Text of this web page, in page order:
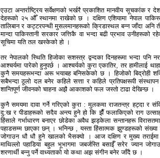
एउटा अन्तर्राष्ट्रिय सर्वेक्षणको भर्खरै प्रकाशित मानवीय
देहरूको २५ औँ स्थानमा राखेको छ । दक्षिण एशियामा नेपाल
तालिबान र कट्टरपन्थी मुसलमानहरूको क्रिडास्थल बन्न जाँदा अनि
मान्दा पाकिस्तानी सरकार जत्तिकै वा भन्दा बढी प्रभाव उनीहरूको
सूचिमा यति तल खस्केको हो ।
तर नेपालको स्थिति हिजोका सशस्त्र द्वन्दका दिनहरूमा भन्दा पनि
आश्चर्यमा पारेको हुनुपर्छ । आश्चर्यको कुरा एकातिर, तर हामीलाई
कुनै समयहरूभन्दा अरू भयाबह बनिसकेको छ । हिजोको बिद्रोही
सबैभन्दा ठूलो दल बनेर कहिले सत्ता र कहिले प्रतिपक्षरूपी संस्थापन
शान्तिपूर्ण जीवनको चाहना अझै आकाशको फल जस्तो टाढा देखिन्छ ।
कुनै समयमा दावा गर्ने गरिएको कुरा : मुलकमा राजतन्त्र हट्दा र
दु:ख र पीडाहरूको सदैव अन्त्य हुने हो कि झैँ फलाकिएको राग
हिंसाले गर्भाधारण बनाएर छोडेका अवैध झड्केला सन्तानहरू
पहाडसम्म छाएका छन् । भनिन्छ , यस्ता हिंसात्मक झुण्डहरूको संख्या
जोगाउन धौ धौ हुने खालको भैसक्यो । आज दक्षिण र मुख्य तराईमा
माथिल्लो पहाडिया बहुल भूभागमा जबर्जस्ति बसाईँ सरेर ज्यान
शरणार्थी बन्नु पर्ने वाध्यताको यो कथा अझ संगीन बनेर जाँदै छ ।